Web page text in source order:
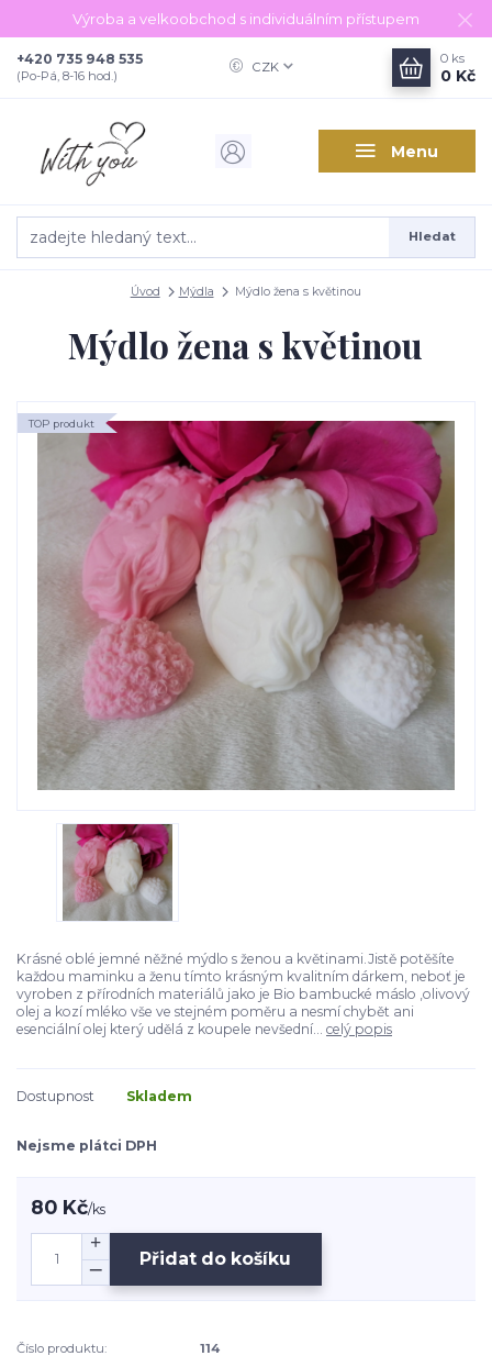
Výroba a velkoobchod s individuálním přístupem
Menu
CZK
Hledat
+420 735 948 535
(Po-Pá, 8-16 hod.)
0 ks
0 Kč
Úvod Mýdla Mýdlo žena s květinou
Mýdlo žena s květinou
TOP produkt
Krásné oblé jemné něžné mýdlo s ženou a květinami.Jistě potěšíte
každou maminku a ženu tímto krásným kvalitním dárkem, neboť je
vyroben z přírodních materiálů jako je Bio bambucké máslo ,olivový
olej a kozí mléko vše ve stejném poměru a nesmí chybět ani
esenciální olej který udělá z koupele nevšední... celý popis
Dostupnost Skladem
Nejsme plátci DPH
80 Kč/ks
Přidat do košíku
Číslo produktu: 114